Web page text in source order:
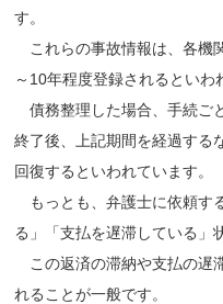
す。
これらの事故情報は、各機
～10年程度登録されるといわ
債務整理した場合、手続ご
終了後、上記期間を経過する
回復するといわれています。
もっとも、弁護士に依頼す
る」「支払を遅滞している」
この返済の滞納や支払の遅
れることが一般です。